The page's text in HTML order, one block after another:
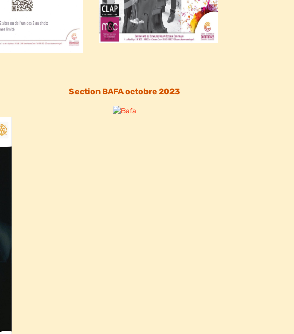
Section BAFA octobre 2023​ ​​​​